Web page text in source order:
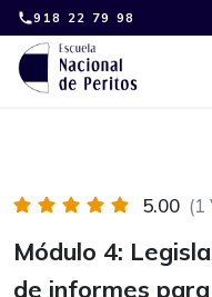
Skip
to
content
918 22 79 98
5.00 (1
Módulo 4:
de informes